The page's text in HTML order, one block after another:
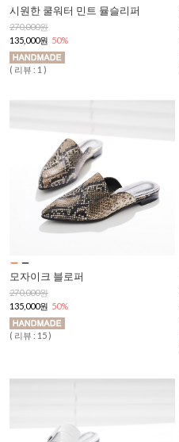
시원한 쿨워터 민트 뮬슬리퍼
270,000원
135,000원 50%
( 리뷰 : 1 )
모자이크 블로퍼
270,000원
135,000원 50%
( 리뷰 : 15 )